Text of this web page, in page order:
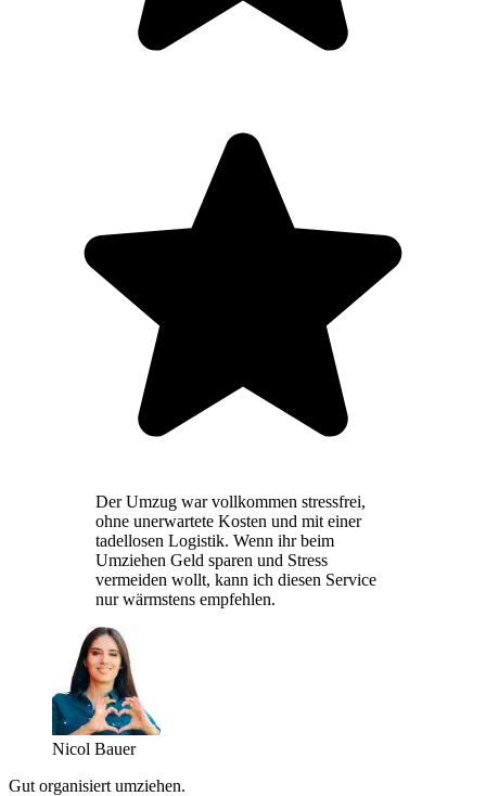
Der Umzug war vollkommen stressfrei,
ohne unerwartete Kosten und mit einer
tadellosen Logistik. Wenn ihr beim
Umziehen Geld sparen und Stress
vermeiden wollt, kann ich diesen Service
nur wärmstens empfehlen.
Nicol Bauer
Gut organisiert umziehen.